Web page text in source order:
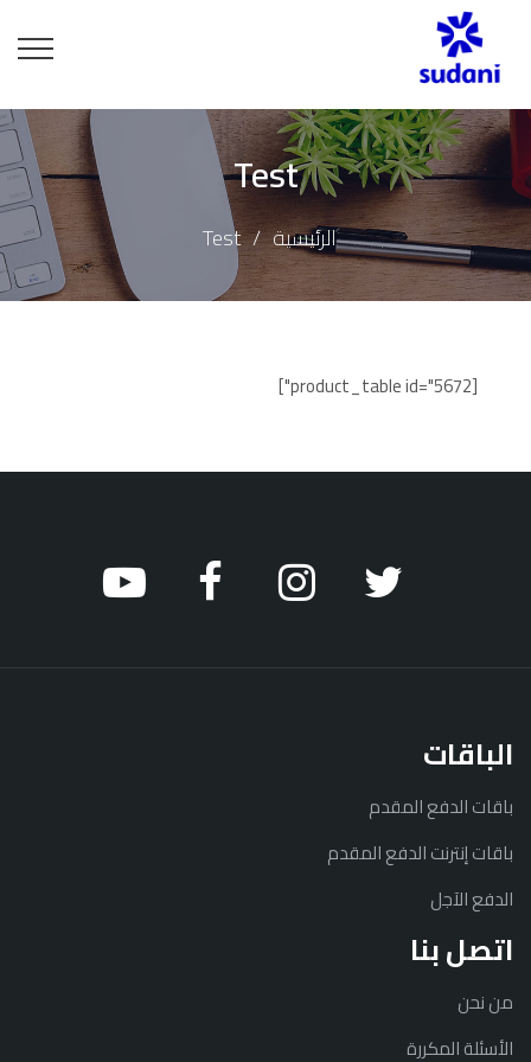
Test
الرئيسية Test
[product_table id="5672"]
الباقات
باقات الدفع المقدم
باقات إنترنت الدفع المقدم
الدفع الآجل
اتصل بنا
من نحن
الأسئلة المكررة